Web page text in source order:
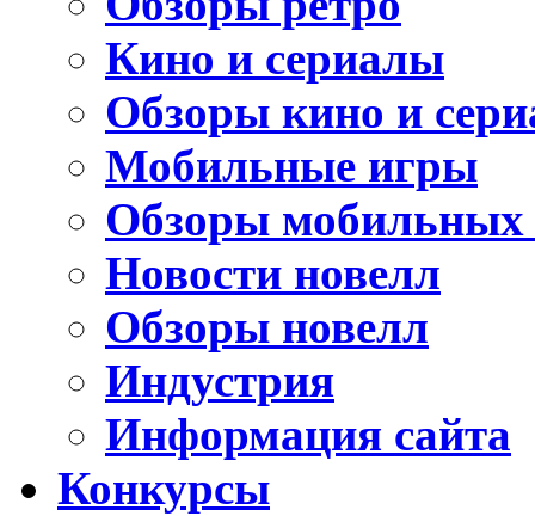
Кино и сериалы
Обзоры кино и
Мобильные игры
Обзоры мобильных
Новости новелл
Обзоры новелл
Индустрия
Информация сайта
Конкурсы